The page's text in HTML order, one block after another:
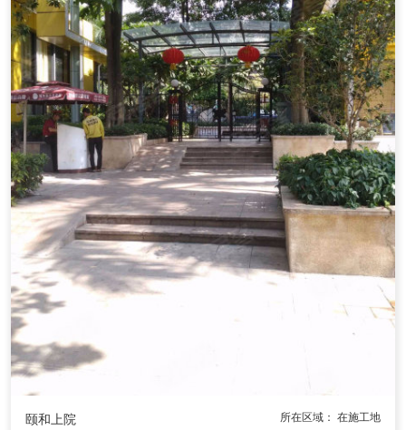
软装设计
软装设计案例 软装设计师 软装生活
颐和上院 所在区域： 在施工地